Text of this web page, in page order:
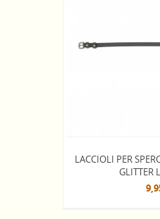
LACCIOLI PER
GLITTER